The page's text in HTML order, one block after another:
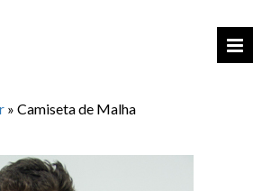
» Camiseta de Malha